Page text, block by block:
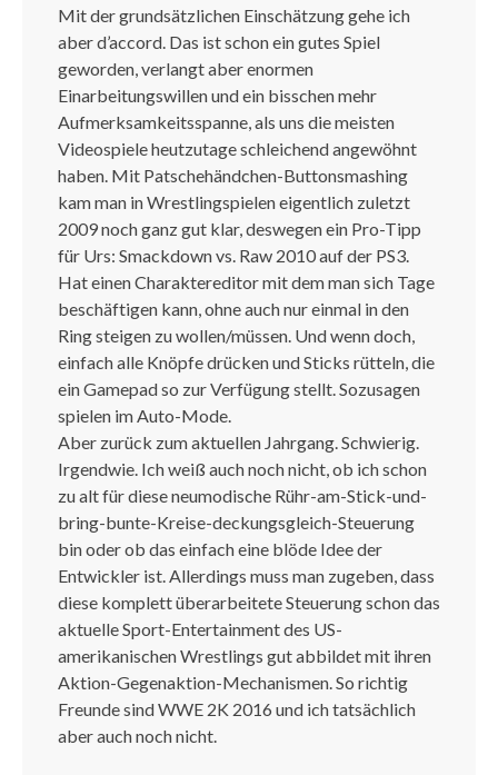
Mit der grundsätzlichen Einschätzung gehe ich
aber d’accord. Das ist schon ein gutes Spiel
geworden, verlangt aber enormen
Einarbeitungswillen und ein bisschen mehr
Aufmerksamkeitsspanne, als uns die meisten
Videospiele heutzutage schleichend angewöhnt
haben. Mit Patschehändchen-Buttonsmashing
kam man in Wrestlingspielen eigentlich zuletzt
2009 noch ganz gut klar, deswegen ein Pro-Tipp
für Urs: Smackdown vs. Raw 2010 auf der PS3.
Hat einen Charaktereditor mit dem man sich Tage
beschäftigen kann, ohne auch nur einmal in den
Ring steigen zu wollen/müssen. Und wenn doch,
einfach alle Knöpfe drücken und Sticks rütteln, die
ein Gamepad so zur Verfügung stellt. Sozusagen
spielen im Auto-Mode.
Aber zurück zum aktuellen Jahrgang. Schwierig.
Irgendwie. Ich weiß auch noch nicht, ob ich schon
zu alt für diese neumodische Rühr-am-Stick-und-
bring-bunte-Kreise-deckungsgleich-Steuerung
bin oder ob das einfach eine blöde Idee der
Entwickler ist. Allerdings muss man zugeben, dass
diese komplett überarbeitete Steuerung schon das
aktuelle Sport-Entertainment des US-
amerikanischen Wrestlings gut abbildet mit ihren
Aktion-Gegenaktion-Mechanismen. So richtig
Freunde sind WWE 2K 2016 und ich tatsächlich
aber auch noch nicht.